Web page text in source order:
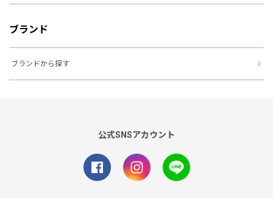
ブランド
ブランドから探す
公式SNSアカウント